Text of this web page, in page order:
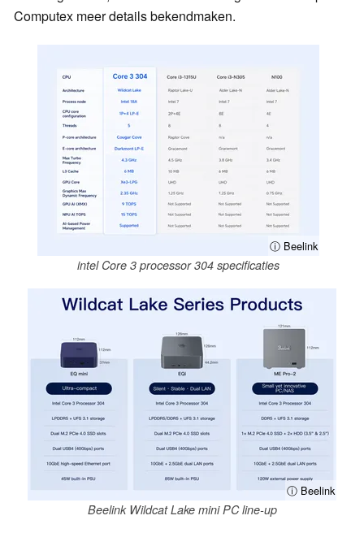
Computex meer details bekendmaken.
ⓘ Beelink
intel Core 3 processor 304 specificaties
ⓘ Beelink
Beelink Wildcat Lake mini PC line-up